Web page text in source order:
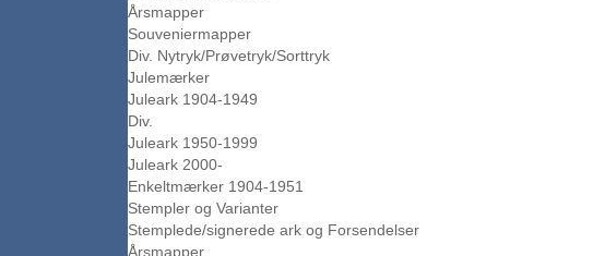
Årsmapper
Souveniermapper
Div. Nytryk/Prøvetryk/Sorttryk
Julemærker
Juleark 1904-1949
Div.
Juleark 1950-1999
Juleark 2000-
Enkeltmærker 1904-1951
Stempler og Varianter
Stemplede/signerede ark og Forsendelser
Årsmapper